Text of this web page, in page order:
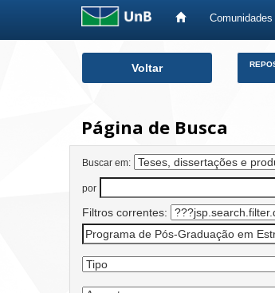
Voltar
Página de Busca
Buscar em:
por
Filtros correntes: